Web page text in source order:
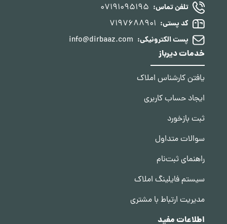
تلفن تماس: 07191095195
کد پستی: 7197688901
پست الکترونیکی: info@dirbaaz.com
خدمات دیرباز
یافتن کارشناس املاک
ایجاد حساب کاربری
ثبت بازخورد
سوالات متداول
راهنمای ثبت‌نام
سیستم فایلینگ املاک
مدیریت ارتباط با مشتری
اطلاعات مفید